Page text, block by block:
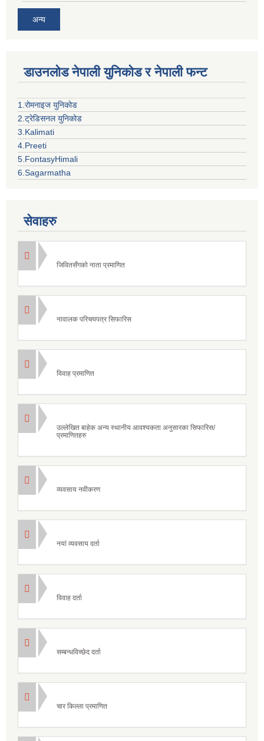
अन्य
डाउनलोड नेपाली युनिकोड र नेपाली फन्ट
1.रोमनाइज युनिकोड
2.ट्रेडिसनल युनिकोड
3.Kalimati
4.Preeti
5.FontasyHimali
6.Sagarmatha
सेवाहरु
जिवितसँगको नाता प्रमाणित
नावालक परिचयपत्र सिफारिस
विवाह प्रमाणित
उल्लेखित बाहेक अन्य स्थानीय आवश्यकता अनुसारका सिफारिस/
प्रमाणितहरु
व्यवसाय नवीकरण
नयां व्यवसाय दर्ता
विवाह दर्ता
सम्बन्धविच्छेद दर्ता
चार किल्ला प्रमाणित